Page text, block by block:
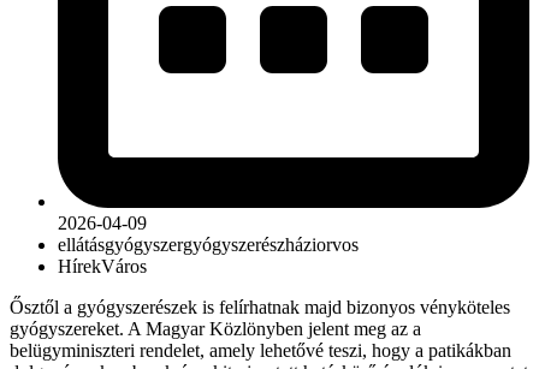
2026-04-09
ellátásgyógyszergyógyszerészháziorvos
HírekVáros
Ősztől a gyógyszerészek is felírhatnak majd bizonyos vényköteles
gyógyszereket. A Magyar Közlönyben jelent meg az a
belügyminiszteri rendelet, amely lehetővé teszi, hogy a patikákban